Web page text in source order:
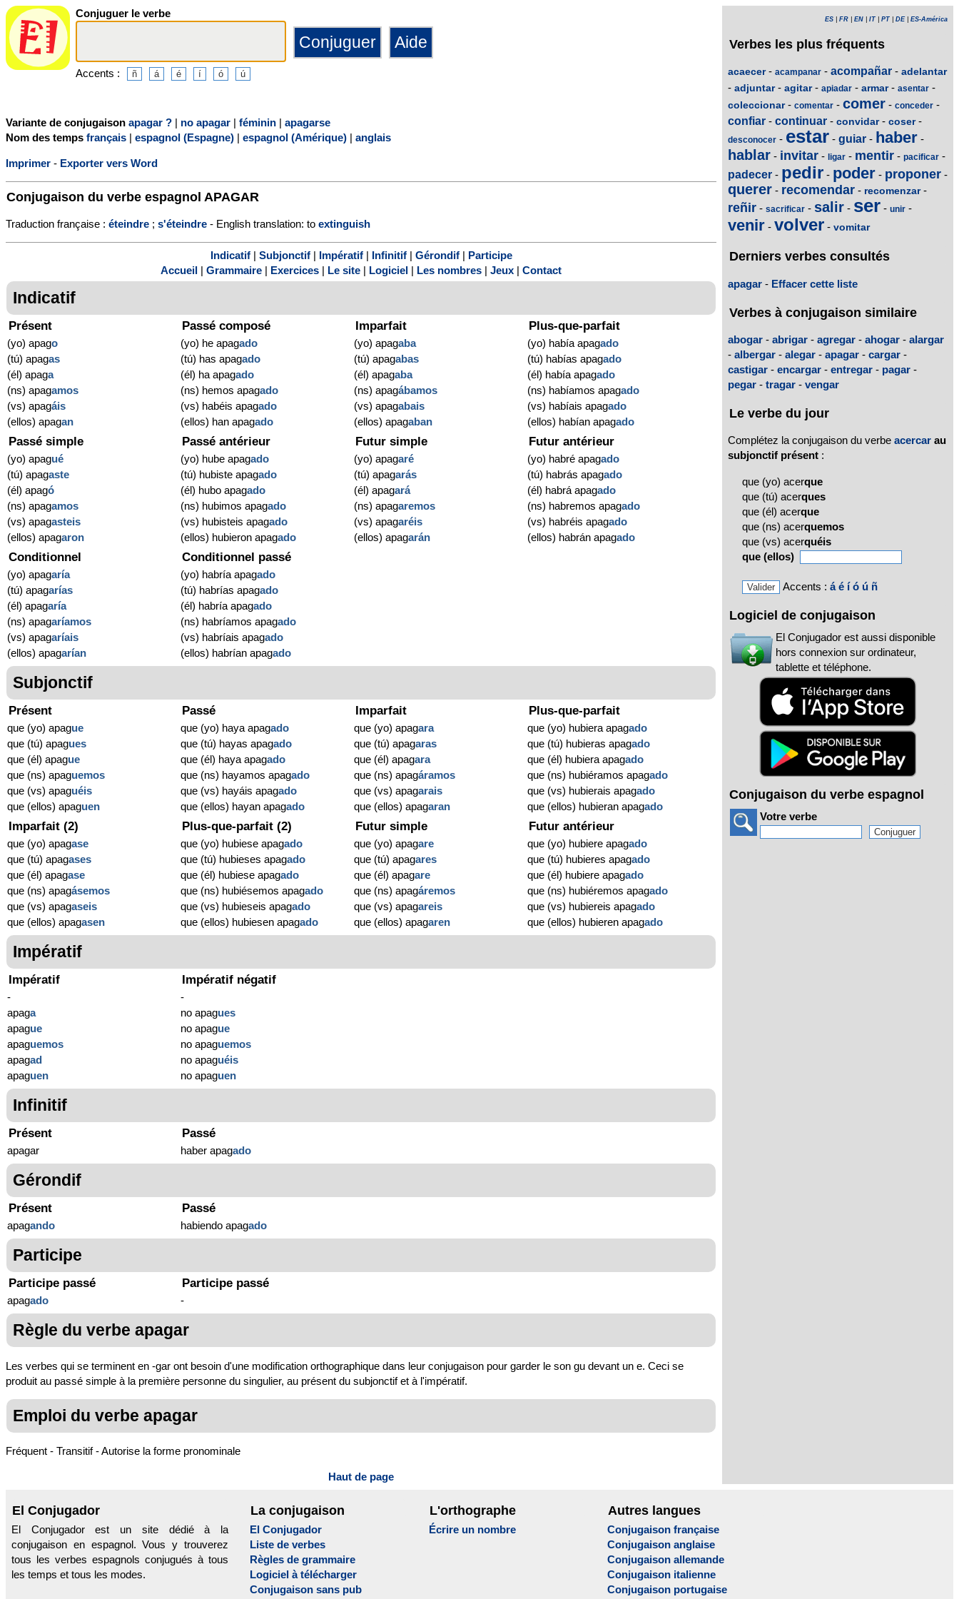
Conjuguer le verbe
Accents :
Variante de conjugaison apagar ? | no apagar | féminin | apagarse
Nom des temps français | espagnol (Espagne) | espagnol (Amérique) | anglais
Imprimer - Exporter vers Word
Conjugaison du verbe espagnol APAGAR
Traduction française : éteindre ; s'éteindre - English translation: to extinguish
Indicatif| Subjonctif| Impératif| Infinitif| Gérondif|
Participe
Accueil
Grammaire Exercices Le site Logiciel Les nombres Jeux Contact
Indicatif
Présent
(yo) apago
(tú) apagas
(él) apaga
(ns) apagamos
(vs) apagáis
(ellos) apagan
Passé composé
(yo) he apagado
(tú) has apagado
(él) ha apagado
(ns) hemos apagado
(vs) habéis apagado
(ellos) han apagado
Imparfait
(yo) apagaba
(tú) apagabas
(él) apagaba
(ns) apagábamos
(vs) apagabais
(ellos) apagaban
Plus-que-parfait
(yo) había apagado
(tú) habías apagado
(él) había apagado
(ns) habíamos apagado
(vs) habíais apagado
(ellos) habían apagado
Passé simple
(yo) apagué
(tú) apagaste
(él) apagó
(ns) apagamos
(vs) apagasteis
(ellos) apagaron
Passé antérieur
(yo) hube apagado
(tú) hubiste apagado
(él) hubo apagado
(ns) hubimos apagado
(vs) hubisteis apagado
(ellos) hubieron apagado
Futur simple
(yo) apagaré
(tú) apagarás
(él) apagará
(ns) apagaremos
(vs) apagaréis
(ellos) apagarán
Futur antérieur
(yo) habré apagado
(tú) habrás apagado
(él) habrá apagado
(ns) habremos apagado
(vs) habréis apagado
(ellos) habrán apagado
Conditionnel
(yo) apagaría
(tú) apagarías
(él) apagaría
(ns) apagaríamos
(vs) apagaríais
(ellos) apagarían
Conditionnel passé
(yo) habría apagado
(tú) habrías apagado
(él) habría apagado
(ns) habríamos apagado
(vs) habríais apagado
(ellos) habrían apagado
Subjonctif
Présent
que (yo) apague
que (tú) apagues
que (él) apague
que (ns) apaguemos
que (vs) apaguéis
que (ellos) apaguen
Passé
que (yo) haya apagado
que (tú) hayas apagado
que (él) haya apagado
que (ns) hayamos apagado
que (vs) hayáis apagado
que (ellos) hayan apagado
Imparfait
que (yo) apagara
que (tú) apagaras
que (él) apagara
que (ns) apagáramos
que (vs) apagarais
que (ellos) apagaran
Plus-que-parfait
que (yo) hubiera apagado
que (tú) hubieras apagado
que (él) hubiera apagado
que (ns) hubiéramos apagado
que (vs) hubierais apagado
que (ellos) hubieran apagado
Imparfait (2)
que (yo) apagase
que (tú) apagases
que (él) apagase
que (ns) apagásemos
que (vs) apagaseis
que (ellos) apagasen
Plus-que-parfait (2)
que (yo) hubiese apagado
que (tú) hubieses apagado
que (él) hubiese apagado
que (ns) hubiésemos apagado
que (vs) hubieseis apagado
que (ellos) hubiesen apagado
Futur simple
que (yo) apagare
que (tú) apagares
que (él) apagare
que (ns) apagáremos
que (vs) apagareis
que (ellos) apagaren
Futur antérieur
que (yo) hubiere apagado
que (tú) hubieres apagado
que (él) hubiere apagado
que (ns) hubiéremos apagado
que (vs) hubiereis apagado
que (ellos) hubieren apagado
Impératif
Impératif
-
apaga
apague
apaguemos
apagad
apaguen
Impératif négatif
-
no apagues
no apague
no apaguemos
no apaguéis
no apaguen
Infinitif
Présent
apagar
Passé
haber apagado
Gérondif
Présent
apagando
Passé
habiendo apagado
Participe
Participe passé
apagado
Participe passé
-
Règle du verbe apagar
Les verbes qui se terminent en -gar ont besoin d'une modification orthographique dans leur conjugaison pour garder le son gu devant un e. Ceci se
produit au passé simple à la première personne du singulier, au présent du subjonctif et à l'impératif.
Emploi du verbe apagar
Fréquent - Transitif - Autorise la forme pronominale
Haut de page
ES FR EN IT PT DE| ES-América
Verbes les plus fréquents
acaecer- acampanar - acompañar - adelantar
- adjuntar- agitar- apiadar - armar- asentar -
coleccionar- comentar - comer - conceder -
confiar - continuar - convidar- coser-
desconocer - estar - guiar - haber -
hablar - invitar - ligar - mentir - pacificar -
padecer - pedir - poder - proponer -
querer - recomendar - recomenzar-
reñir - sacrificar - salir - ser - unir -
venir - volver - vomitar
Derniers verbes consultés
apagar - Effacer cette liste
Verbes à conjugaison similaire
abogar - abrigar - agregar - ahogar - alargar
- albergar - alegar - apagar - cargar -
castigar - encargar - entregar - pagar -
pegar - tragar - vengar
Le verbe du jour
Complétez la conjugaison du verbe acercar au
subjonctif présent :
que (yo) acerque
que (tú) acerques
que (él) acerque
que (ns) acerquemos
que (vs) acerquéis
que (ellos)
Accents : á é í ó ú ñ
Logiciel de conjugaison
El Conjugador est aussi disponible
hors connexion sur ordinateur,
tablette et téléphone.
Conjugaison du verbe espagnol
Votre verbe
El Conjugador
El Conjugador est un site dédié à la
conjugaison en espagnol. Vous y trouverez
tous les verbes espagnols conjugués à tous
les temps et tous les modes.
La conjugaison
El Conjugador
Liste de verbes
Règles de grammaire
Logiciel à télécharger
Conjugaison sans pub
L'orthographe
Écrire un nombre
Autres langues
Conjugaison française
Conjugaison anglaise
Conjugaison allemande
Conjugaison italienne
Conjugaison portugaise